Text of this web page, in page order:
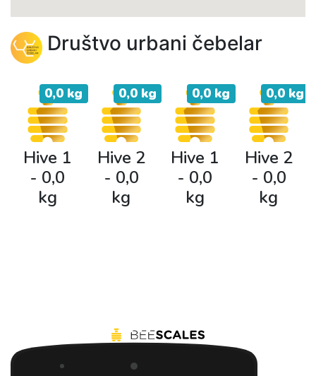
Društvo urbani čebelar